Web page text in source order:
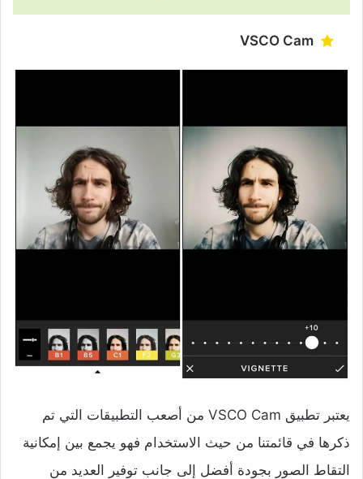
VSCO Cam
يعتبر تطبيق VSCO Cam من أصعب التطبيقات التي تم
ذكرها في قائمتنا من حيث الاستخدام فهو يجمع بين إمكانية
التقاط الصور بجودة أفضل إلى جانب توفير العديد من